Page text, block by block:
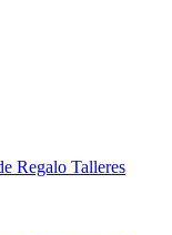
Regalo Talleres